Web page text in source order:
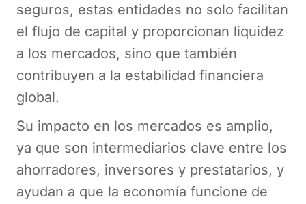
seguros, estas entidades no solo facilitan
el flujo de capital y proporcionan liquidez
a los mercados, sino que también
contribuyen a la estabilidad financiera
global.
Su impacto en los mercados es amplio,
ya que son intermediarios clave entre los
ahorradores, inversores y prestatarios, y
ayudan a que la economía funcione de